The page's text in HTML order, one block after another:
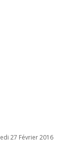
27 Février 2016